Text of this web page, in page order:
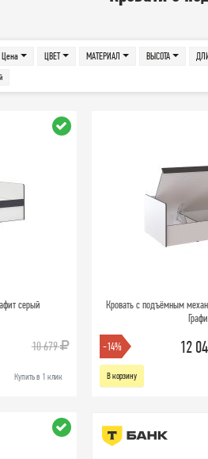
Цена ЦВЕТ МАТЕРИАЛ ВЫСОТА
серый
10 679
Купить в 1 клик
Кровать с подъёмным
-14% 12
В корзину